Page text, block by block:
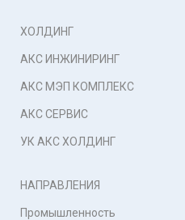
ХОЛДИНГ
АКС ИНЖИНИРИНГ
АКС МЭП КОМПЛЕКС
АКС СЕРВИС
УК АКС ХОЛДИНГ
НАПРАВЛЕНИЯ
Промышленность